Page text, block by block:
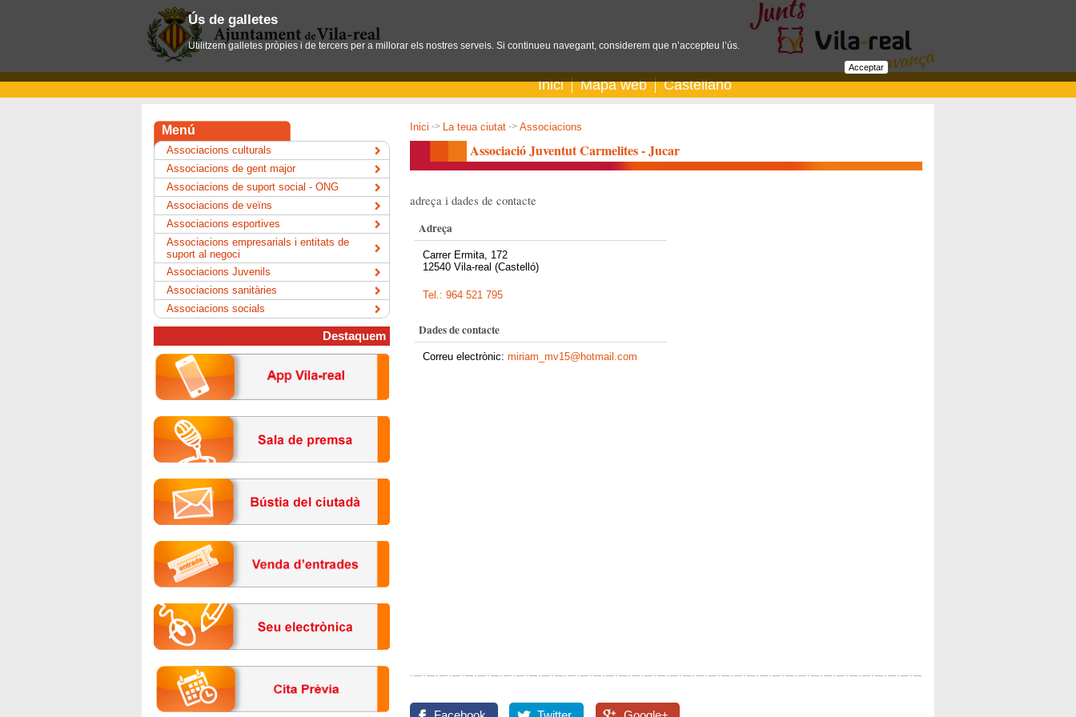
Inici Mapa web Castellano
Inici -> La teua ciutat -> Associacions
Associació Juventut Carmelites - Jucar
adreça i dades de contacte
Adreça
Carrer Ermita, 172
12540 Vila-real (Castelló)
Tel.: 964 521 795
Dades de contacte
Correu electrònic: miriam_mv15@hotmail.com
Menú
Associacions culturals
Associacions de gent major
Associacions de suport social - ONG
Associacions de veïns
Associacions esportives
Associacions empresarials i entitats de
suport al negoci
Associacions Juvenils
Associacions sanitàries
Associacions socials
Destaquem
Ús de galletes
Utilitzem galletes pròpies i de tercers per a millorar els nostres serveis. Si continueu navegant, considerem que n’accepteu l’ús.
Acceptar